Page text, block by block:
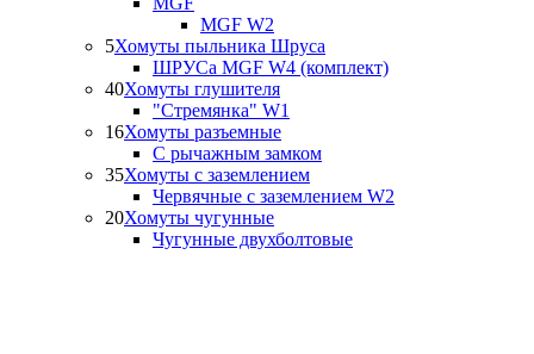
MGF W2
5Хомуты пыльника Шруса
ШРУСа MGF W4 (комплект)
40Хомуты глушителя
"Стремянка" W1
16Хомуты разъемные
С рычажным замком
35Хомуты с заземлением
Червячные с заземлением W2
20Хомуты чугунные
Чугунные двухболтовые